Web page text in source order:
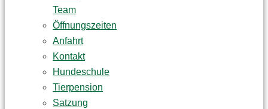
Team
Öffnungszeiten
Anfahrt
Kontakt
Hundeschule
Tierpension
Satzung